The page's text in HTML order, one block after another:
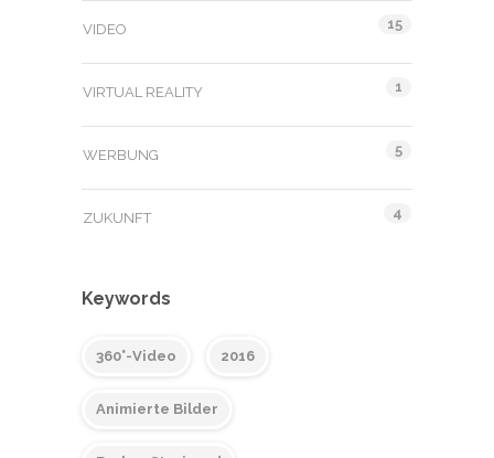
VIDEO 15
VIRTUAL REALITY 1
WERBUNG 5
ZUKUNFT 4
Keywords
360°-Video 2016
Animierte Bilder